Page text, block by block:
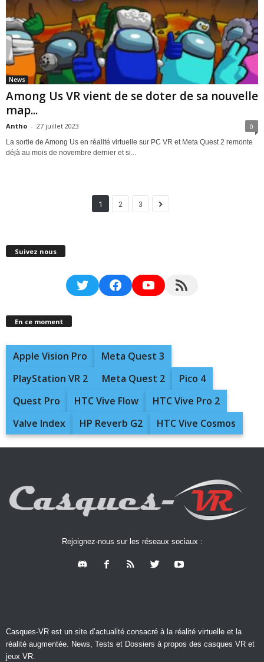
News
Among Us VR vient de se doter de sa nouvelle
map...
Antho - 27 juillet 2023 0
La sortie de Among Us en réalité virtuelle sur PC VR et Meta Quest 2 remonte
déjà au mois de novembre dernier et si...
1 2 3
Suivez nous
TwitterFacebookYouTubeRSS Feed
En ce moment
Apple Vision Pro
Meta Quest 3
PlayStation VR 2
Meta Quest 2
Pico 4
Quest Pro
HTC Vive Flow
HTC Vive Pro 2
Valve Index
HP Reverb G2 HTC Vive Cosmos
Rejoignez-nous sur les réseaux sociaux :
Casques-VR est un site d’actualité consacré à la réalité virtuelle et la
réalité augmentée. News, Tests et Dossiers à propos des casques VR et
jeux VR.